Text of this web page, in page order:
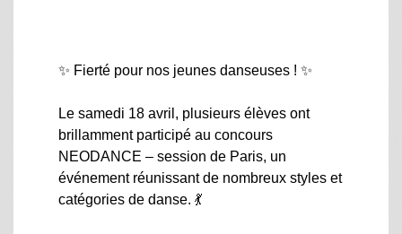
✨ Fierté pour nos jeunes danseuses ! ✨
Le samedi 18 avril, plusieurs élèves ont
brillamment participé au concours
NEODANCE – session de Paris, un
événement réunissant de nombreux styles et
catégories de danse. 💃